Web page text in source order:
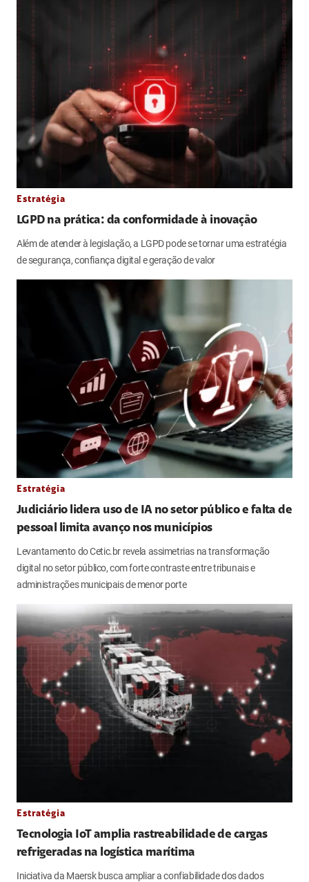
Estratégia
LGPD na prática: da conformidade à inovação
Além de atender à legislação, a LGPD pode se tornar uma estratégia
de segurança, confiança digital e geração de valor
Estratégia
Judiciário lidera uso de IA no setor público e falta de
pessoal limita avanço nos municípios
Levantamento do Cetic.br revela assimetrias na transformação
digital no setor público, com forte contraste entre tribunais e
administrações municipais de menor porte
Estratégia
Tecnologia IoT amplia rastreabilidade de cargas
refrigeradas na logística marítima
Iniciativa da Maersk busca ampliar a confiabilidade dos dados